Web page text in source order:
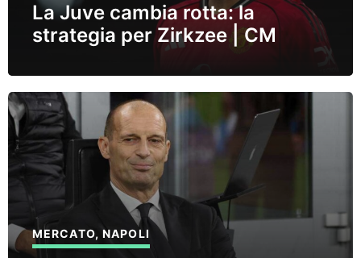
La Juve cambia rotta: la
strategia per Zirkzee | CM
MERCATO, NAPOLI